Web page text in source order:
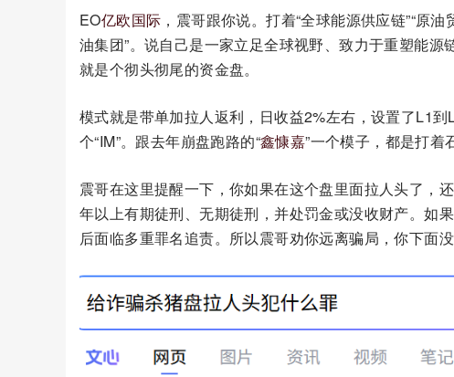
EO亿欧国际 ，震哥跟你说。打着“全球能源供应链”“原
油集团”。说自己是一家立足全球视野、致力于重塑能
就是个彻头彻尾的资金盘。
模式就是带单加拉人返利，日收益2%左右，设置了L1
个“IM”。跟去年崩盘跑路的“鑫慷嘉”一个模子，都是打着
震哥在这里提醒一下，你如果在这个盘里面拉人头了，
年以上有期徒刑、无期徒刑，并处罚金或没收财产。如
后面临多重罪名追责。所以震哥劝你远离骗局，你下面